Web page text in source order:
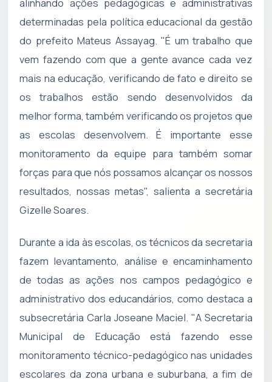
determinadas pela política educacional da gestão
do prefeito Mateus Assayag. "É um trabalho que
vem fazendo com que a gente avance cada vez
mais na educação, verificando de fato e direito se
os trabalhos estão sendo desenvolvidos da
melhor forma, também verificando os projetos que
as escolas desenvolvem. É importante esse
monitoramento da equipe para também somar
forças para que nós possamos alcançar os nossos
resultados, nossas metas", salienta a secretária
Gizelle Soares.
Durante a ida às escolas, os técnicos da secretaria
fazem levantamento, análise e encaminhamento
de todas as ações nos campos pedagógico e
administrativo dos educandários, como destaca a
subsecretária Carla Joseane Maciel. "A Secretaria
Municipal de Educação está fazendo esse
monitoramento técnico-pedagógico nas unidades
escolares da zona urbana e suburbana, a fim de